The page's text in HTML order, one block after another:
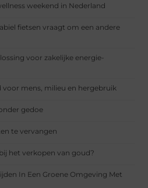
weekend in Nederland
fietsen vraagt om een andere
voor zakelijke energie-
mens, milieu en hergebruik
gedoe
te vervangen
het verkopen van goud?
In Een Groene Omgeving Met